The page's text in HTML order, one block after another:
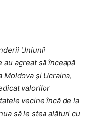
Uniunii
au agreat să înceapă
Moldova și Ucraina,
valorilor
vecine încă de la
să le stea alături cu